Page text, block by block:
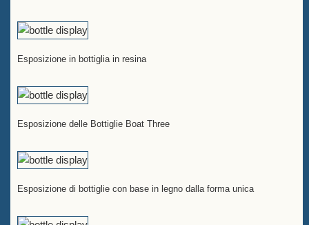
Esposizione in bottiglia in resina
Esposizione delle Bottiglie Boat Three
Esposizione di bottiglie con base in legno dalla forma unica